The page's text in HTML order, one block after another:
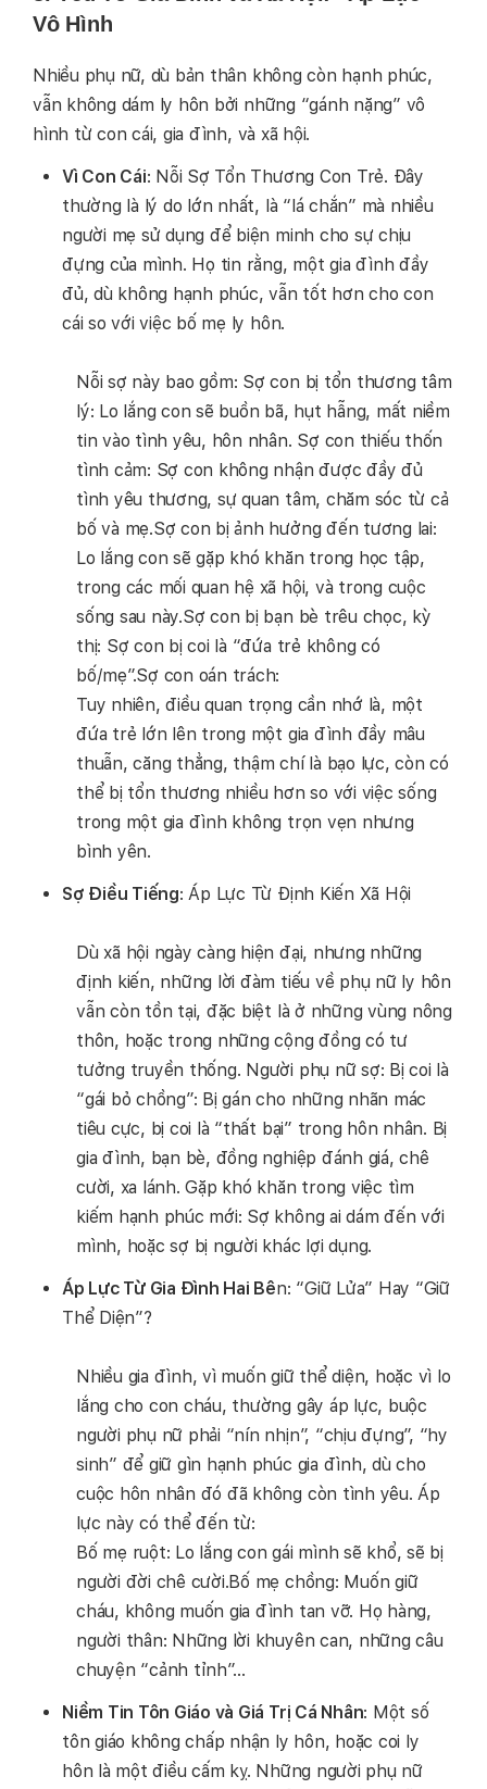
Vô Hình
Nhiều phụ nữ, dù bản thân không còn hạnh phúc,
vẫn không dám ly hôn bởi những “gánh nặng” vô
hình từ con cái, gia đình, và xã hội.
Vì Con Cái: Nỗi Sợ Tổn Thương Con Trẻ. Đây
thường là lý do lớn nhất, là “lá chắn” mà nhiều
người mẹ sử dụng để biện minh cho sự chịu
đựng của mình. Họ tin rằng, một gia đình đầy
đủ, dù không hạnh phúc, vẫn tốt hơn cho con
cái so với việc bố mẹ ly hôn.
Nỗi sợ này bao gồm: Sợ con bị tổn thương tâm
lý: Lo lắng con sẽ buồn bã, hụt hẫng, mất niềm
tin vào tình yêu, hôn nhân. Sợ con thiếu thốn
tình cảm: Sợ con không nhận được đầy đủ
tình yêu thương, sự quan tâm, chăm sóc từ cả
bố và mẹ.Sợ con bị ảnh hưởng đến tương lai:
Lo lắng con sẽ gặp khó khăn trong học tập,
trong các mối quan hệ xã hội, và trong cuộc
sống sau này.Sợ con bị bạn bè trêu chọc, kỳ
thị: Sợ con bị coi là “đứa trẻ không có
bố/mẹ”.Sợ con oán trách:
Tuy nhiên, điều quan trọng cần nhớ là, một
đứa trẻ lớn lên trong một gia đình đầy mâu
thuẫn, căng thẳng, thậm chí là bạo lực, còn có
thể bị tổn thương nhiều hơn so với việc sống
trong một gia đình không trọn vẹn nhưng
bình yên.
Sợ Điều Tiếng: Áp Lực Từ Định Kiến Xã Hội
Dù xã hội ngày càng hiện đại, nhưng những
định kiến, những lời đàm tiếu về phụ nữ ly hôn
vẫn còn tồn tại, đặc biệt là ở những vùng nông
thôn, hoặc trong những cộng đồng có tư
tưởng truyền thống. Người phụ nữ sợ: Bị coi là
“gái bỏ chồng”: Bị gán cho những nhãn mác
tiêu cực, bị coi là “thất bại” trong hôn nhân. Bị
gia đình, bạn bè, đồng nghiệp đánh giá, chê
cười, xa lánh. Gặp khó khăn trong việc tìm
kiếm hạnh phúc mới: Sợ không ai dám đến với
mình, hoặc sợ bị người khác lợi dụng.
Áp Lực Từ Gia Đình Hai Bên: “Giữ Lửa” Hay “Giữ
Thể Diện”?
Nhiều gia đình, vì muốn giữ thể diện, hoặc vì lo
lắng cho con cháu, thường gây áp lực, buộc
người phụ nữ phải “nín nhịn”, “chịu đựng”, “hy
sinh” để giữ gìn hạnh phúc gia đình, dù cho
cuộc hôn nhân đó đã không còn tình yêu. Áp
lực này có thể đến từ:
Bố mẹ ruột: Lo lắng con gái mình sẽ khổ, sẽ bị
người đời chê cười.Bố mẹ chồng: Muốn giữ
cháu, không muốn gia đình tan vỡ. Họ hàng,
người thân: Những lời khuyên can, những câu
chuyện “cảnh tỉnh”…
Niềm Tin Tôn Giáo và Giá Trị Cá Nhân: Một số
tôn giáo không chấp nhận ly hôn, hoặc coi ly
hôn là một điều cấm kỵ. Những người phụ nữ